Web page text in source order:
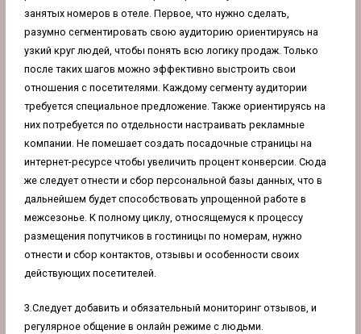
занятых номеров в отеле. Первое, что нужно сделать,
разумно сегментировать свою аудиторию ориентируясь на
узкий круг людей, чтобы понять всю логику продаж. Только
после таких шагов можно эффективно выстроить свои
отношения с посетителями. Каждому сегменту аудитории
требуется специальное предложение. Также ориентируясь на
них потребуется по отдельности настраивать рекламные
компании. Не помешает создать посадочные страницы на
интернет-ресурсе чтобы увеличить процент конверсии. Сюда
же следует отнести и сбор персональной базы данных, что в
дальнейшем будет способствовать упрощенной работе в
межсезонье. К полному циклу, относящемуся к процессу
размещения попутчиков в гостиницы по номерам, нужно
отнести и сбор контактов, отзывы и особенности своих
действующих посетителей.
3.Следует добавить и обязательный мониторинг отзывов, и
регулярное общение в онлайн режиме с людьми.